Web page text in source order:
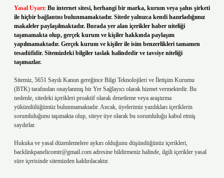
Yasal Uyarı: Bu internet sitesi, herhangi bir marka, kurum veya şahıs şirketi
ile hiçbir bağlantısı bulunmamaktadır. Sitede yalnızca kendi hazırladığımız
makaleler paylaşılmaktadır. Burada yer alan içerikler haber niteliği
taşımamakta olup, gerçek kurum ve kişiler hakkında paylaşım
yapılmamaktadır. Gerçek kurum ve kişiler ile isim benzerlikleri tamamen
tesadüfidir. Sitemizdeki bilgiler taslak halindedir ve tavsiye niteliği
taşımazlar.
Sitemiz, 5651 Sayılı Kanun gereğince Bilgi Teknolojileri ve İletişim Kurumu
(BTK) tarafından onaylanmış bir Yer Sağlayıcı olarak hizmet vermektedir. Bu
nedenle, sitedeki içerikleri proaktif olarak denetleme veya araştırma
yükümlülüğümüz bulunmamaktadır. Ancak, üyelerimiz yazdıkları içeriklerin
sorumluluğunu taşımakta olup, siteye üye olarak bu sorumluluğu kabul etmiş
sayılırlar.
Hukuka ve yasal düzenlemelere aykırı olduğunu düşündüğünüz içerikleri,
backlinkpanelicomtr@gmail.com adresine bildirmeniz halinde, ilgili içerikler yasal
süre içerisinde sitemizden kaldırılacaktır.